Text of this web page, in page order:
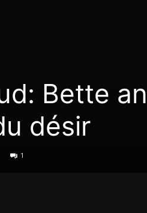
Bette
désir
1